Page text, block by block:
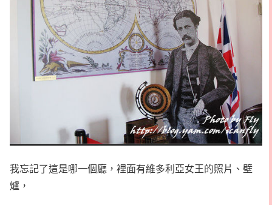
我忘記了這是哪一個廳，裡面有維多利亞女王的照片、壁
爐，